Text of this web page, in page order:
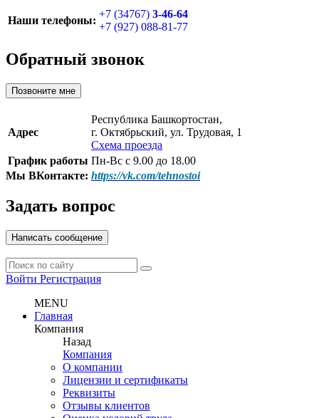
Наши телефоны:
+7 (34767) 3-46-64
+7 (927) 088-81-77
Обратный звонок
Позвоните мне
Адрес
Республика Башкортостан,
г. Октябрьский, ул. Трудовая, 1
Схема проезда
График работы Пн-Вс с 9.00 до 18.00
Мы ВКонтакте: https://vk.com/tehnostoi
Задать вопрос
Написать сообщение
Войти Регистрация
MENU
Главная
Компания
Назад
Компания
О компании
Лицензии и сертификаты
Реквизиты
Отзывы клиентов